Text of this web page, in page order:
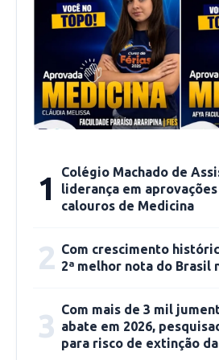
meses foi puxada pelo
funcionários afastados.
“As pessoas estão
trabalho, e elas foram
foi sendo reduzido ao
gente vê também nas
habituais diminuiu. As
trabalhar mais e estão
As regiões Sudeste e Sul
1
Colégio Machado de
liderança em
calouros de Medicina
2 Com crescimento
2ª melhor nota do Brasil
3 Com mais de 3 mil
abate em 2026,
para risco de extinção